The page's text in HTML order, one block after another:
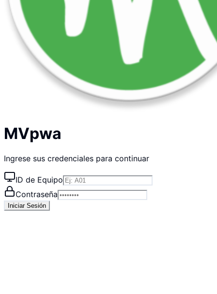
MVpwa
Ingrese sus credenciales para continuar
ID de Equipo
Contraseña
Iniciar Sesión